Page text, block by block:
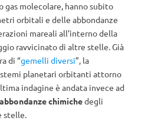
gas molecolare, hanno subito
orbitali e delle abbondanze
mareali all’interno della
ravvicinato di altre stelle. Già
di “gemelli diversi”, la
planetari orbitanti attorno
indagine è andata invece ad
chimichedegli
stelle.